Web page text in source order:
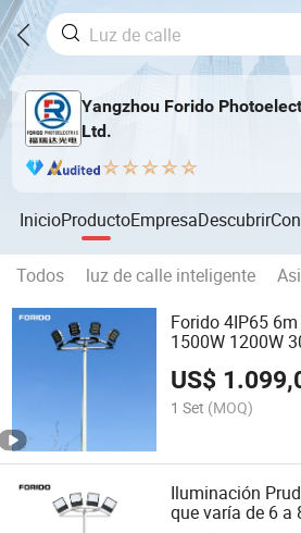
Yangzhou Forido
Ltd.
InicioProductoEmpresaDescubrir
Todos luz de calle inteligente
Forido 4IP65
1500W 1200W
resistente al
poste para
deportivo
US$
1 Set (MOQ)
Iluminación
que varía de 6 a